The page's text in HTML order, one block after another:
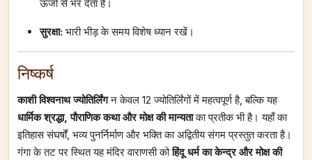
ऊर्जा से भर देता है।
सुरक्षा: भारी भीड़ के समय विशेष ध्यान रखें।
निष्कर्ष
काशी विश्वनाथ ज्योतिर्लिंगन केवल 12 ज्योतिर्लिंगों में महत्वपूर्ण है, बल्कि यह
धार्मिक श्रद्धा, पौराणिक कथा और मोक्ष की मान्यताका प्रतीक भी है। यहाँ का
इतिहास संघर्षों, भव्य पुनर्निर्माण और भक्ति का अद्वितीय संगम प्रस्तुत करता है।
गंगा के तट पर स्थित यह मंदिर वाराणसी कोहिंदू धर्म का केन्द्र और मोक्ष की